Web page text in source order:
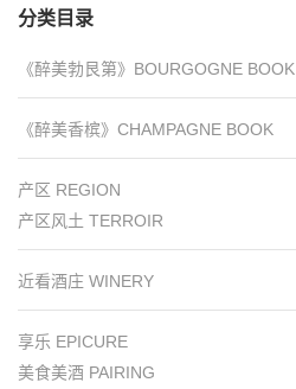
分类目录
《醉美勃艮第》BOURGOGNE BOOK
《醉美香槟》CHAMPAGNE BOOK
产区 REGION
产区风土 TERROIR
近看酒庄 WINERY
享乐 EPICURE
美食美酒 PAIRING